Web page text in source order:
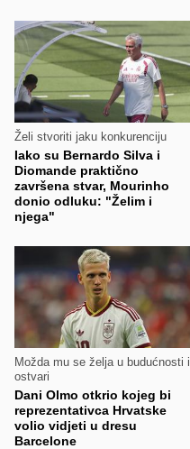
Želi stvoriti jaku konkurenciju
Iako su Bernardo Silva i
Diomande praktično
završena stvar, Mourinho
donio odluku: "Želim i
njega"
Možda mu se želja u budućnosti i
ostvari
Dani Olmo otkrio kojeg bi
reprezentativca Hrvatske
volio vidjeti u dresu
Barcelone